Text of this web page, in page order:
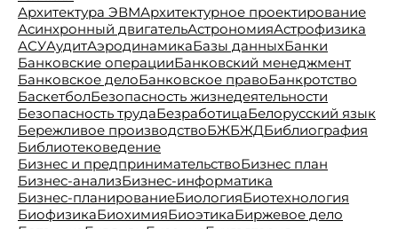
Архитектура ЭВМАрхитектурное проектирование
Асинхронный двигательАстрономияАстрофизика
АСУАудитАэродинамикаБазы данныхБанки
Банковские операцииБанковский менеджмент
Банковское делоБанковское правоБанкротство
БаскетболБезопасность жизнедеятельности
Безопасность трудаБезработицаБелорусский язык
Бережливое производствоБЖБЖДБиблиография
Библиотековедение
Бизнес и предпринимательствоБизнес план
Бизнес-анализБизнес-информатика
Бизнес-планированиеБиологияБиотехнология
БиофизикаБиохимияБиоэтикаБиржевое дело